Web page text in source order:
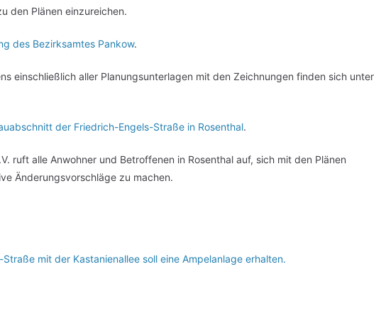
den Plänen einzureichen.
des Bezirksamtes Pankow.
einschließlich aller Planungsunterlagen mit den Zeichnungen finden sich unter
der Friedrich-Engels-Straße in Rosenthal.
ruft alle Anwohner und Betroffenen in Rosenthal auf, sich mit den Plänen
Änderungsvorschläge zu machen.
mit der Kastanienallee soll eine Ampelanlage erhalten.